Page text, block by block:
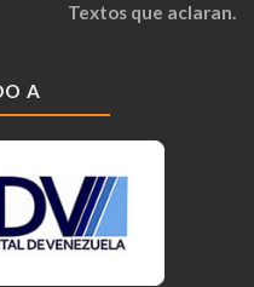
Textos que aclaran.
A